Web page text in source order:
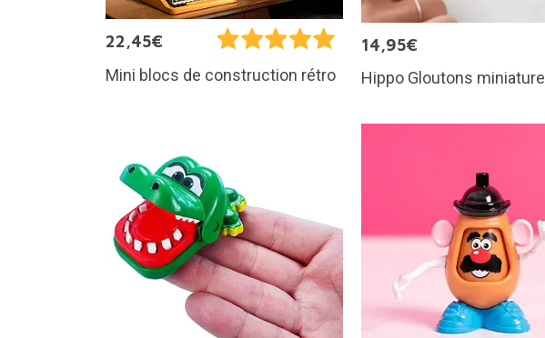
22,45€
Mini blocs de construction rétro
14,95€
Hippo Gloutons miniature